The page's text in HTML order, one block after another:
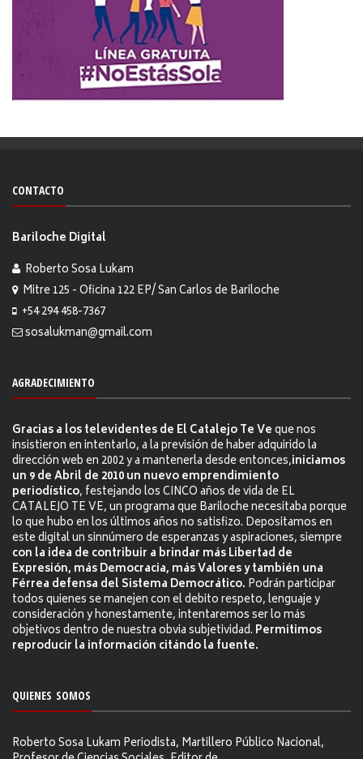
CONTACTO
Bariloche Digital
Roberto Sosa Lukam
Mitre 125 - Oficina 122 EP/ San Carlos de Bariloche
+54 294 458-7367
sosalukman@gmail.com
AGRADECIMIENTO
Gracias a los televidentes de El Catalejo Te Veque nos
insistieron en intentarlo, a la previsión de haber adquirido la
dirección web en 2002 y a mantenerla desde entonces,iniciamos
un 9 de Abril de 2010 un nuevo emprendimiento
periodístico, festejando los CINCO años de vida de EL
CATALEJO TE VE, un programa que Bariloche necesitaba porque
lo que hubo en los últimos años no satisfizo. Depositamos en
este digital un sinnúmero de esperanzas y aspiraciones, siempre
con la idea de contribuir a brindar más Libertad de
Expresión, más Democracia, más Valores y también una
Férrea defensa del Sistema Democrático. Podrán participar
todos quienes se manejen con el debito respeto, lenguaje y
consideración y honestamente, intentaremos ser lo más
objetivos dentro de nuestra obvia subjetividad. Permitimos
reproducir la información citándo la fuente.
QUIENES SOMOS
Roberto Sosa Lukam Periodista, Martillero Público Nacional,